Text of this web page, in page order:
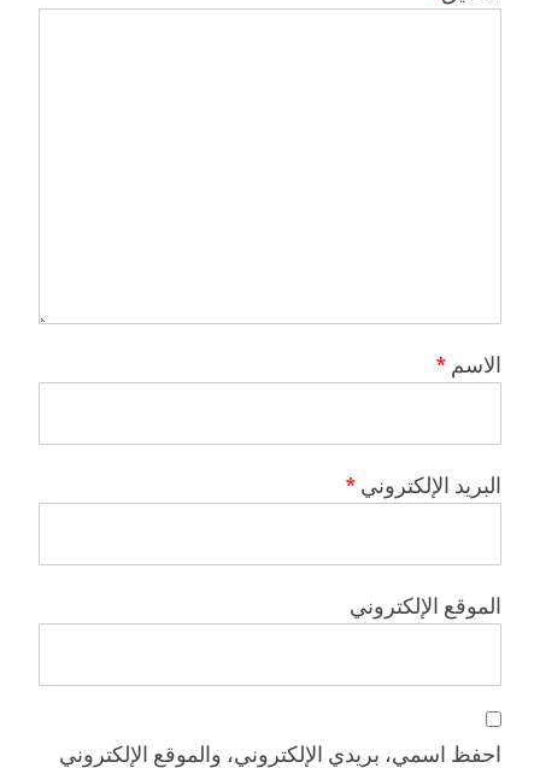
الاسم *
البريد الإلكتروني *
الموقع الإلكتروني
احفظ اسمي، بريدي الإلكتروني، والموقع الإلكتروني